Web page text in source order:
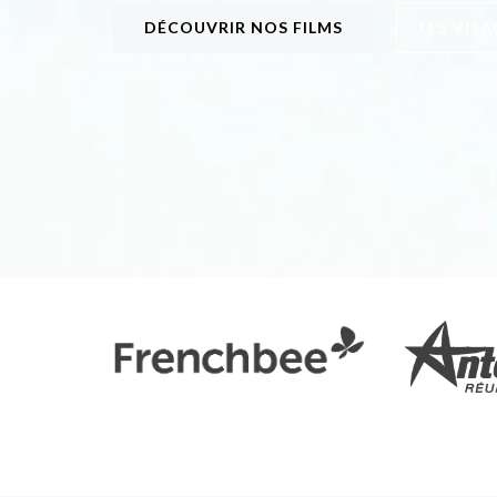
DÉCOUVRIR NOS FILMS